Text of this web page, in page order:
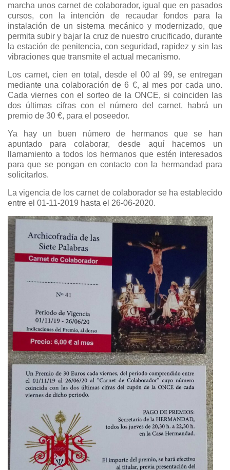
marcha unos carnet de colaborador, igual que en pasados
cursos, con la intención de recaudar fondos para la
instalación de un sistema mecánico y modernizado, que
permita subir y bajar la cruz de nuestro crucificado, durante
la estación de penitencia, con seguridad, rapidez y sin las
vibraciones que transmite el actual mecanismo.
Los carnet, cien en total, desde el 00 al 99, se entregan
mediante una colaboración de 6 €, al mes por cada uno.
Cada viernes con el sorteo de la ONCE, si coinciden las
dos últimas cifras con el número del carnet, habrá un
premio de 30 €, para el poseedor.
Ya hay un buen número de hermanos que se han
apuntado para colaborar, desde aquí hacemos un
llamamiento a todos los hermanos que estén interesados
para que se pongan en contacto con la hermandad para
solicitarlos.
La vigencia de los carnet de colaborador se ha establecido
entre el 01-11-2019 hasta el 26-06-2020.